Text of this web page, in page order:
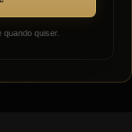
quiser.